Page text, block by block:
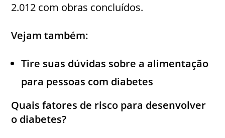
2.012 com obras concluídos.
Vejam também:
Tire suas dúvidas sobre a alimentação
para pessoas com diabetes
Quais fatores de risco para desenvolver
o diabetes?